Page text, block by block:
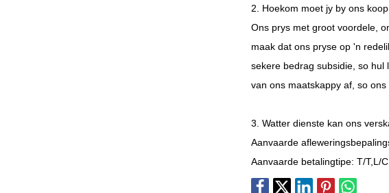
2. Hoekom moet jy by ons
Ons prys met groot voordele,
maak dat ons pryse op 'n
sekere bedrag subsidie, so hul
van ons maatskappy af, so
3. Watter dienste kan ons
Aanvaarde
Aanvaarde betalingtipe: T/T,L/